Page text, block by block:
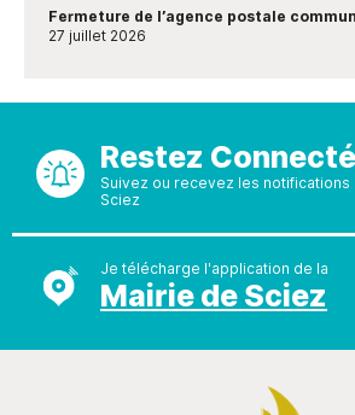
Fermeture de l’agence postale
27 juillet 2026
Restez
Suivez ou recevez les notifications
Sciez
Je télécharge l'application de la
Mairie de Sciez